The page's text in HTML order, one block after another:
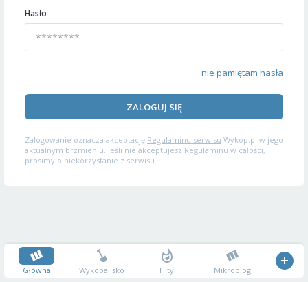
Hasło
nie pamiętam hasła
ZALOGUJ SIĘ
Zalogowanie oznacza akceptację Regulaminu serwisu Wykop.pl w jego
aktualnym brzmieniu. Jeśli nie akceptujesz Regulaminu w całości,
prosimy o niekorzystanie z serwisu.
Główna Wykopalisko Hity Mikroblog